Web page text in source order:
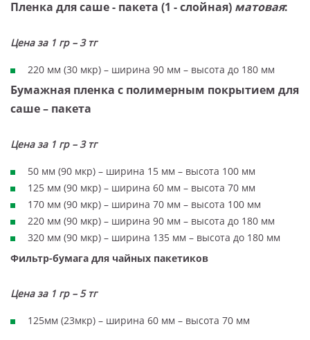
Пленка для саше - пакета (1 - слойная) матовая:
Цена за 1 гр – 3 тг
220 мм (30 мкр) – ширина 90 мм – высота до 180 мм
Бумажная пленка с полимерным покрытием для
саше – пакета
Цена за 1 гр – 3 тг
50 мм (90 мкр) – ширина 15 мм – высота 100 мм
125 мм (90 мкр) – ширина 60 мм – высота 70 мм
170 мм (90 мкр) – ширина 70 мм – высота 100 мм
220 мм (90 мкр) – ширина 90 мм – высота до 180 мм
320 мм (90 мкр) – ширина 135 мм – высота до 180 мм
Фильтр-бумага для чайных пакетиков
Цена за 1 гр – 5 тг
125мм (23мкр) – ширина 60 мм – высота 70 мм